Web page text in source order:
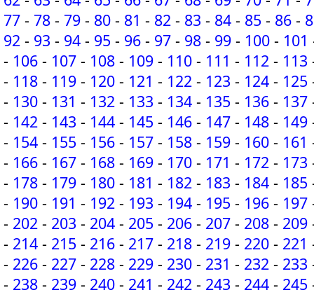
77 - 78 - 79 - 80 - 81 - 82 - 83 - 84 - 85 - 86 -
92 - 93 - 94 - 95 - 96 - 97 - 98 - 99 - 100 - 101
- 106 - 107 - 108 - 109 - 110 - 111 - 112 - 113
- 118 - 119 - 120 - 121 - 122 - 123 - 124 - 125
- 130 - 131 - 132 - 133 - 134 - 135 - 136 - 137
- 142 - 143 - 144 - 145 - 146 - 147 - 148 - 149
- 154 - 155 - 156 - 157 - 158 - 159 - 160 - 161
- 166 - 167 - 168 - 169 - 170 - 171 - 172 - 173
- 178 - 179 - 180 - 181 - 182 - 183 - 184 - 185
- 190 - 191 - 192 - 193 - 194 - 195 - 196 - 197
- 202 - 203 - 204 - 205 - 206 - 207 - 208 - 209
- 214 - 215 - 216 - 217 - 218 - 219 - 220 - 221
- 226 - 227 - 228 - 229 - 230 - 231 - 232 - 233
- 238 - 239 - 240 - 241 - 242 - 243 - 244 - 245